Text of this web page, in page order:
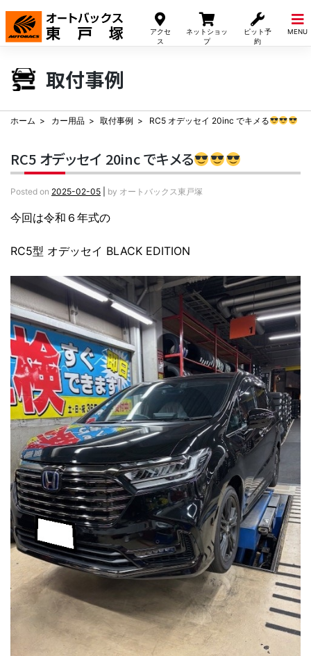
アクセ
ス
ネットショッ
プ
ピット予
約
MENU
Skip
content
取付事例
ホーム カー用品 取付事例 RC5 オデッセイ 20inc でキメる
RC5 オデッセイ 20inc でキメる
Posted on 2025-02-05 by オートバックス東戸塚
今回は令和６年式の
RC5型 オデッセイ BLACK EDITION